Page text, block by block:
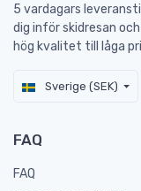
5 vardagars
dig inför skidresan
hög kvalitet till låga
Sverige (SEK)
FAQ
FAQ